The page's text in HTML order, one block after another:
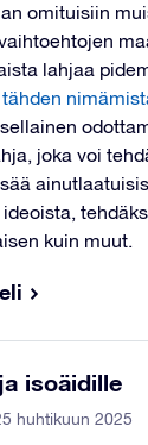
omituisiin
lahjaa
tähden
joka voi
kuin muut.
isoäidille
huhtikuun 2025